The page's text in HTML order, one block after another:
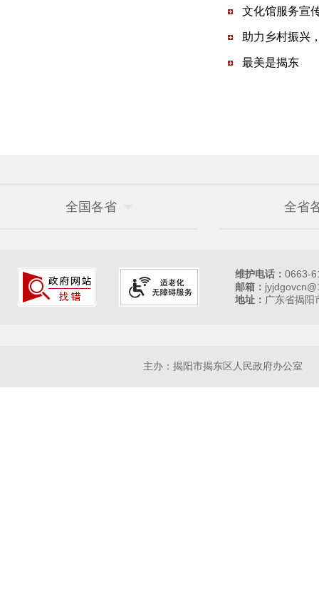
文化馆服务宣
助力乡村振兴
最美是揭东
全国各省 全省
维护电话： 0663-
邮箱：
地址： 广东省揭阳
主办：揭阳市揭东区人民政府办公